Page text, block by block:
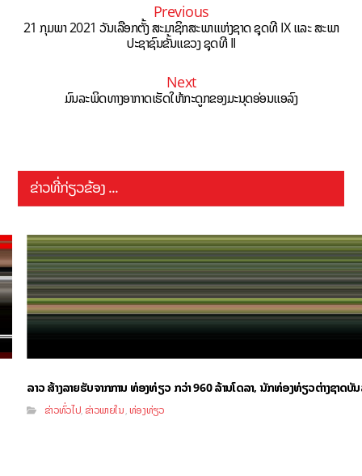
Previous
21 ກຸມພາ 2021 ວັນເລືອກຕັ້ງ ສະມາຊິກສະພາແຫ່ງຊາດ ຊຸດທີ IX ແລະ ສະພາ
ປະຊາຊົນຂັ້ນແຂວງ ຊຸດທີ II
Next
ມົນລະພິດທາງອາກາດເຮັດໃຫ້ກະດູກຂອງມະນຸດອ່ອນແອລົງ
ຂ່າວທີ່ກ່ຽວຂ້ອງ ...
ລາວ ສ້າງລາຍຮັບຈາກການ ທ່ອງທ່ຽວ ກວ່າ 960 ລ້ານໂດລາ, ນັກທ່ອງທ່ຽວຕ່າງຊາດບັ
ຂ່າວທົ່ວໄປ ຂ່າວພາຍໃນ ,ທ່ອງທ່ຽວ